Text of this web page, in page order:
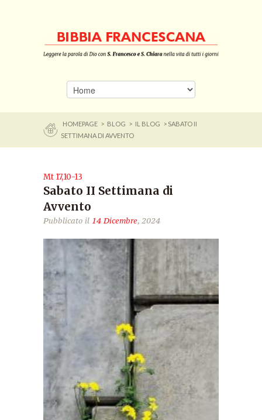
HOMEPAGE > BLOG > IL BLOG
> SABATO II
SETTIMANA DI AVVENTO
Mt 17,10-13
Sabato II Settimana di
Avvento
Pubblicato il 14 Dicembre, 2024